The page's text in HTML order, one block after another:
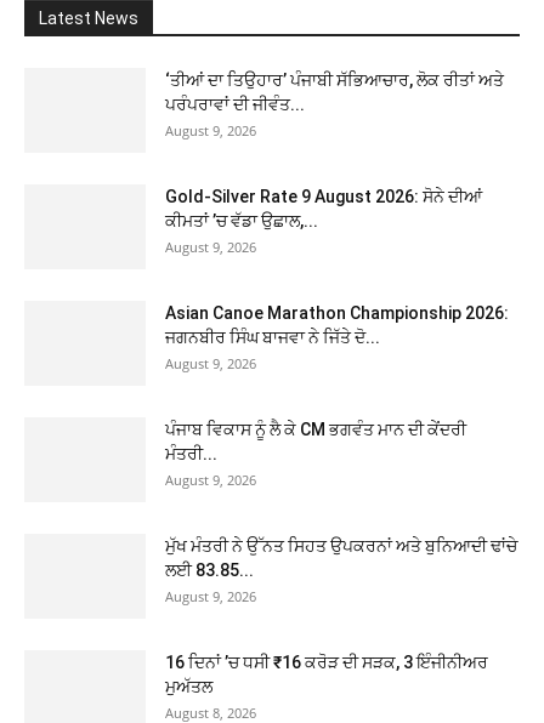
Latest News
‘ਤੀਆਂ ਦਾ ਤਿਉਹਾਰ’ ਪੰਜਾਬੀ ਸੱਭਿਆਚਾਰ, ਲੋਕ ਰੀਤਾਂ ਅਤੇ
ਪਰੰਪਰਾਵਾਂ ਦੀ ਜੀਵੰਤ...
August 9, 2026
Gold-Silver Rate 9 August 2026: ਸੋਨੇ ਦੀਆਂ
ਕੀਮਤਾਂ ’ਚ ਵੱਡਾ ਉਛਾਲ,...
August 9, 2026
Asian Canoe Marathon Championship 2026:
ਜਗਨਬੀਰ ਸਿੰਘ ਬਾਜਵਾ ਨੇ ਜਿੱਤੇ ਦੋ...
August 9, 2026
ਪੰਜਾਬ ਵਿਕਾਸ ਨੂੰ ਲੈ ਕੇ CM ਭਗਵੰਤ ਮਾਨ ਦੀ ਕੇਂਦਰੀ
ਮੰਤਰੀ...
August 9, 2026
ਮੁੱਖ ਮੰਤਰੀ ਨੇ ਉੱਨਤ ਸਿਹਤ ਉਪਕਰਨਾਂ ਅਤੇ ਬੁਨਿਆਦੀ ਢਾਂਚੇ
ਲਈ 83.85...
August 9, 2026
16 ਦਿਨਾਂ ’ਚ ਧਸੀ ₹16 ਕਰੋੜ ਦੀ ਸੜਕ, 3 ਇੰਜੀਨੀਅਰ
ਮੁਅੱਤਲ
August 8, 2026